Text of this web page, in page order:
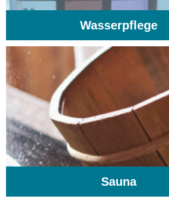
Wasserpflege
Sauna